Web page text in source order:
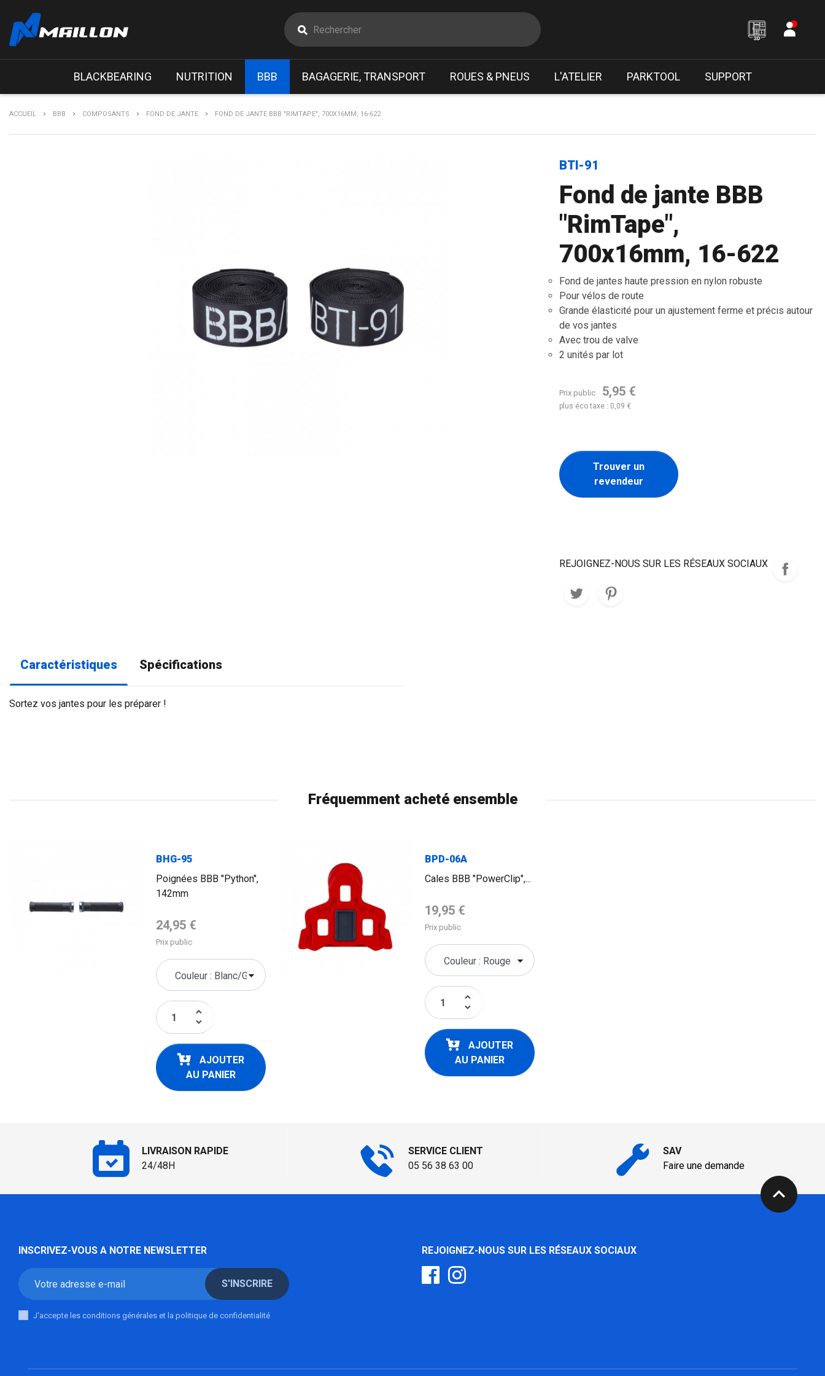
BLACKBEARING NUTRITION BBB BAGAGERIE, TRANSPORT ROUES & PNEUS L'ATELIER PARKTOOL SUPPORT
ACCUEIL BBB COMPOSANTS FOND DE JANTE FOND DE JANTE BBB "RIMTAPE", 700X16MM, 16-622
BTI-91
Fond de jante BBB
"RimTape",
700x16mm, 16-622
Fond de jantes haute pression en nylon robuste
Pour vélos de route
Grande élasticité pour un ajustement ferme et précis autour
de vos jantes
Avec trou de valve
2 unités par lot
Prix public 5,95 €
plus éco taxe : 0,09 €
Trouver un
revendeur
REJOIGNEZ-NOUS SUR LES RÉSEAUX SOCIAUX
Caractéristiques Spécifications
Sortez vos jantes pour les préparer !
Fréquemment acheté ensemble
BHG-95
Poignées BBB "Python",
142mm
Prix de base
24,95 €
Prix public
keyboard_arrow_up
keyboard_arrow_down
AJOUTER
AU PANIER
BPD-06A
Cales BBB "PowerClip",...
Prix de base
19,95 €
Prix public
keyboard_arrow_up
keyboard_arrow_down
AJOUTER
AU PANIER
LIVRAISON RAPIDE
24/48H
SERVICE CLIENT
05 56 38 63 00
SAV
Faire une demande
expand_less
INSCRIVEZ-VOUS A NOTRE NEWSLETTER
S'INSCRIRE
J'accepte les conditions générales et la politique de confidentialité
REJOIGNEZ-NOUS SUR LES RÉSEAUX SOCIAUX